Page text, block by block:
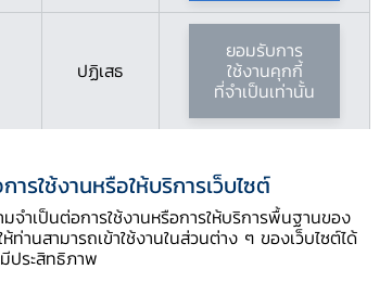
ปฏิเสธ
ยอมรับการ
ใช้งานคุกกี้
ที่จำเป็นเท่านั้น
รใช้งานหรือให้บริการเว็บไซต์
จำเป็นต่อการใช้งานหรือการให้บริการพื้นฐานของ
ท่านสามารถเข้าใช้งานในส่วนต่าง ๆ ของเว็บไซต์ได้
ประสิทธิภาพ